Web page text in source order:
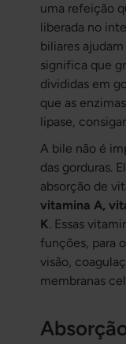
uma refeição
liberada no
biliares
significa que
divididas em
que as
lipase,
A bile não é
das gorduras.
absorção de
vitamina A,
K. Essas
funções, para
visão,
membranas